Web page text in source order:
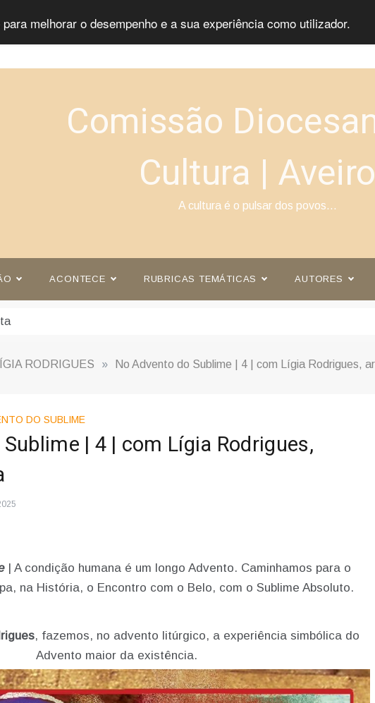
melhorar o desempenho e a sua experiência como utilizador.
Comissão
Cultura | Aveiro
A cultura é o pulsar dos povos…
ACONTECE RUBRICAS TEMÁTICAS AUTORES
RODRIGUES » No Advento do Sublime | 4 | com Lígia Rodrigues,
DO SUBLIME
| 4 | com Lígia Rodrigues,
| A condição humana é um longo Advento. Caminhamos para o
na História, o Encontro com o Belo, com o Sublime Absoluto.
, fazemos, no advento litúrgico, a experiência simbólica do
Advento maior da existência.